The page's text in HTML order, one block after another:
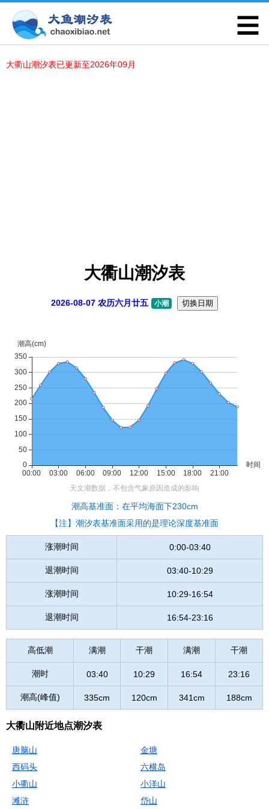
大衢山潮汐表已更新至2026年09月
大衢山潮汐表
2026-08-07 农历六月廿五 小潮 切换日期
潮高基准面：在平均海面下230cm
【注】潮汐表基准面采用的是理论深度基准面
涨潮时间 0:00-03:40
退潮时间 03:40-10:29
涨潮时间 10:29-16:54
退潮时间 16:54-23:16
高低潮 满潮 干潮 满潮 干潮
潮时 03:40 10:29 16:54 23:16
潮高(峰值) 335cm 120cm 341cm 188cm
大衢山附近地点潮汐表
唐脑山
金塘
西码头
六横岛
小衢山
小洋山
滩浒
岱山